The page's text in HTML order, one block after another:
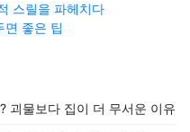
스릴을 파헤치다
면 좋은 팁
괴물보다 집이 더 무서운 이유